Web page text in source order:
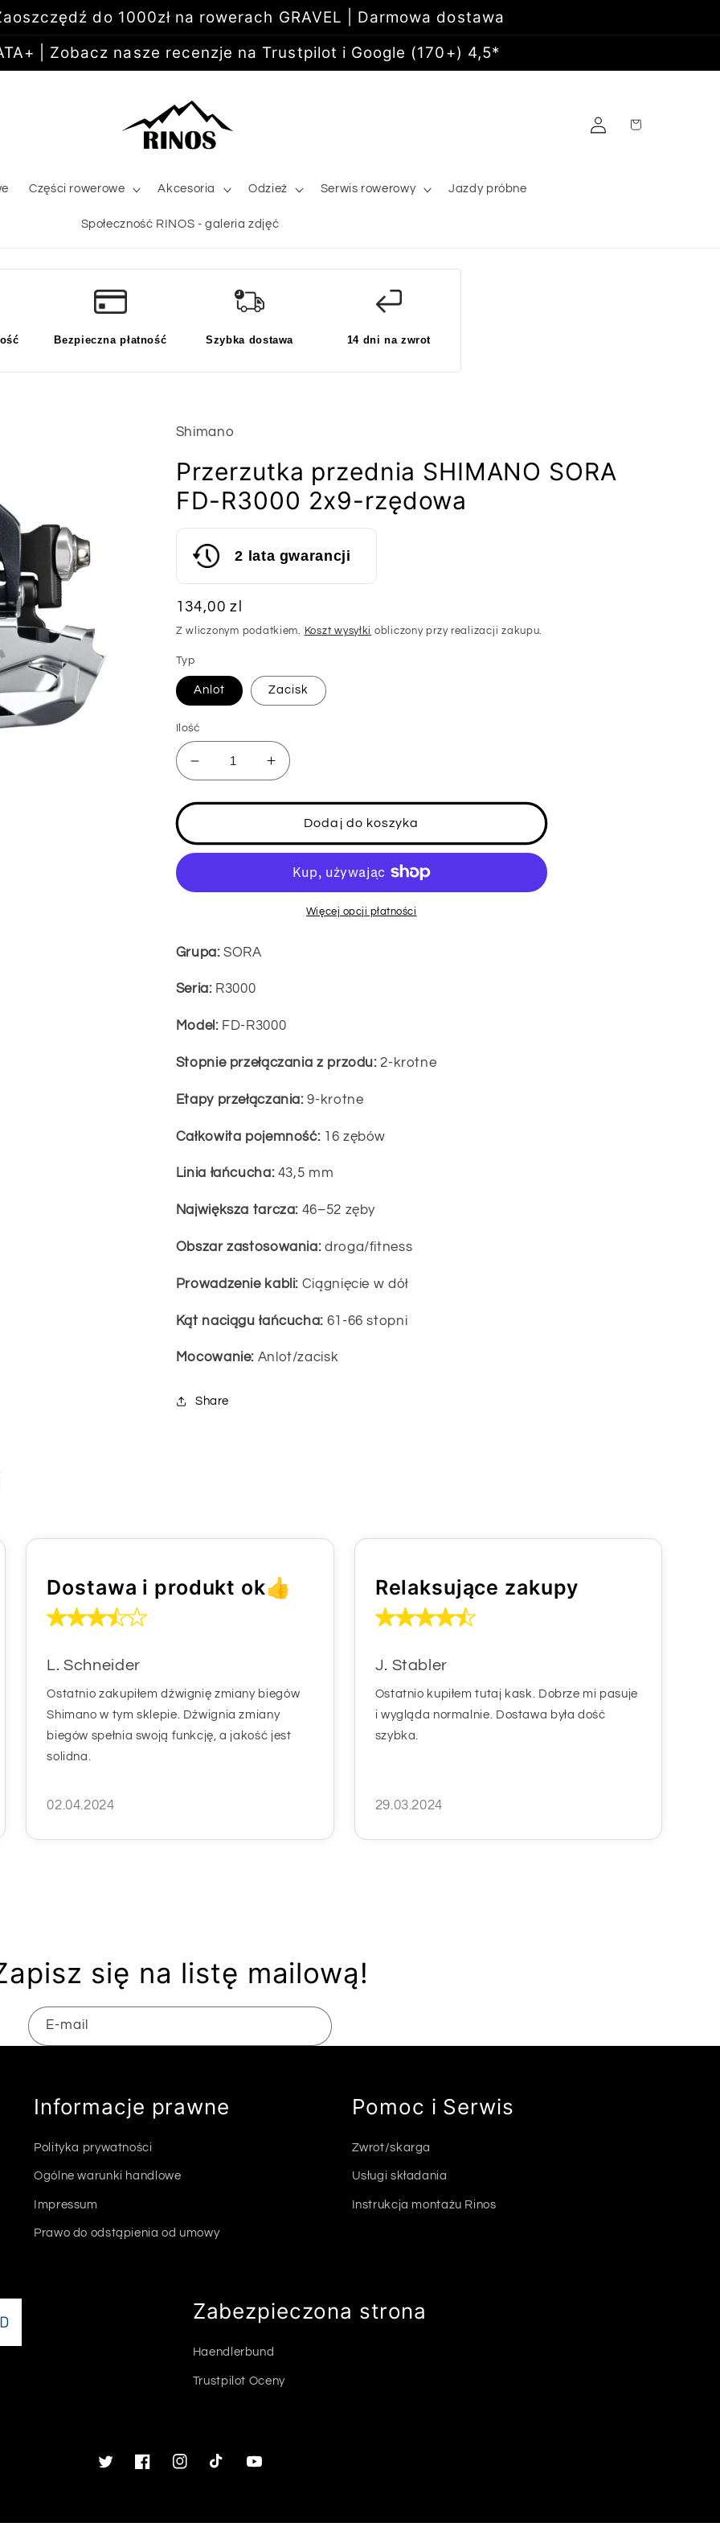
do 1000zł na rowerach GRAVEL | Darmowa dostawa
| Zobacz nasze recenzje na Trustpilot i Google (170+) 4,5*
Części rowerowe Akcesoria Odzież Serwis rowerowy Jazdy próbne
Społeczność RINOS - galeria zdjęć
Zaloguj
się
Koszyk
Bezpieczna płatność Szybka dostawa 14 dni na zwrot
Shimano
Przerzutka przednia SHIMANO SORA
FD-R3000 2x9-rzędowa
2 lata gwarancji
Cena
regularna
134,00 zl
Z wliczonym podatkiem. Koszt wysyłki obliczony przy realizacji zakupu.
Typ
Anlot Zacisk
Ilość
Zmniejsz
ilość
dla
przednia
SHIMANO
FD-
rzędowa
Zwiększ
ilość
dla
Przerzutka
przednia
SHIMANO
SORA
FD-
R3000
Dodaj do koszyka
Więcej opcji płatności
Grupa:SORA
Seria: R3000
Model: FD-R3000
Stopnie przełączania z przodu: 2-krotne
Etapy przełączania:9-krotne
Całkowita pojemność: 16 zębów
Linia łańcucha: 43,5 mm
Największa tarcza: 46–52 zęby
Obszar zastosowania: droga/fitness
Prowadzenie kabli: Ciągnięcie w dół
Kąt naciągu łańcucha: 61-66 stopni
Mocowanie: Anlot/zacisk
Share
Dostawa i produkt ok👍
L. Schneider
Ostatnio zakupiłem dźwignię zmiany biegów
Shimano w tym sklepie. Dźwignia zmiany
biegów spełnia swoją funkcję, a jakość jest
solidna.
02.04.2024
Relaksujące zakupy
J. Stabler
Ostatnio kupiłem tutaj kask. Dobrze mi pasuje
i wygląda normalnie. Dostawa była dość
szybka.
29.03.2024
się na listę mailową!
E-mail
Informacje prawne
Polityka prywatności
Ogólne warunki handlowe
Impressum
Prawo do odstąpienia od umowy
Pomoc i Serwis
Zwrot/skarga
Usługi składania
Instrukcja montażu Rinos
Zabezpieczona strona
Haendlerbund
Trustpilot Oceny
TwitterFacebookInstagramTikTok Youtube